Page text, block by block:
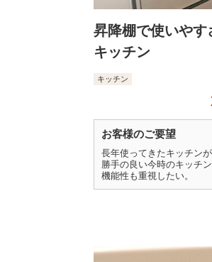
昇降棚で使いや
キッチン
キッチン
お客様のご要望
長年使ってきたキッチン
勝手の良い今時のキッチン
機能性も重視したい。